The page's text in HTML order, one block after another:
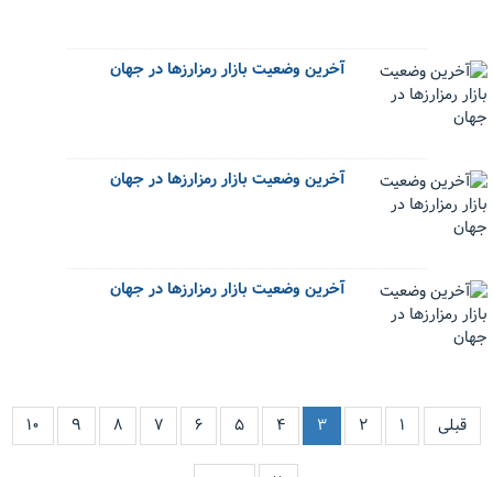
آخرین وضعیت بازار رمزارزها در جهان
آخرین وضعیت بازار رمزارزها در جهان
آخرین وضعیت بازار رمزارزها در جهان
قبلی ۱ ۲ ۳ ۴ ۵ ۶ ۷ ۸ ۹ ۱۰